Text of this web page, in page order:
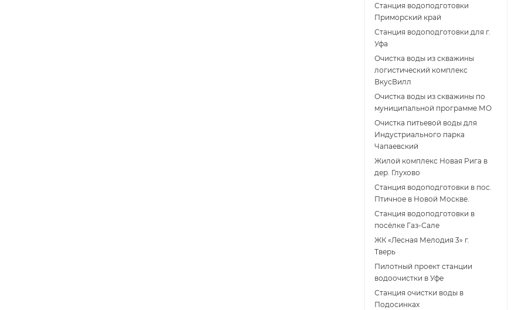
Станция водоподготовки
Приморский край
Станция водоподготовки для г.
Уфа
Очистка воды из скважины
логистический комплекс
ВкусВилл
Очистка воды из скважины по
муниципальной программе МО
Очистка питьевой воды для
Индустриального парка
Чапаевский
Жилой комплекс Новая Рига в
дер. Глухово
Станция водоподготовки в пос.
Птичное в Новой Москве.
Станция водоподготовки в
поcёлке Газ-Сале
ЖК «Лесная Мелодия 3» г.
Тверь
Пилотный проект станции
водоочистки в Уфе
Станция очистки воды в
Подосинках